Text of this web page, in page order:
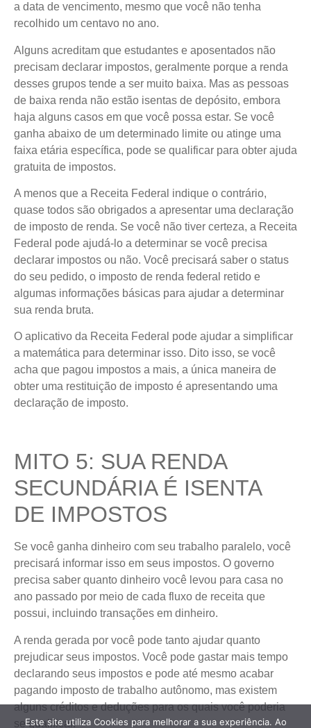
a data de vencimento, mesmo que você não tenha
recolhido um centavo no ano.
Alguns acreditam que estudantes e aposentados não
precisam declarar impostos, geralmente porque a renda
desses grupos tende a ser muito baixa. Mas as pessoas
de baixa renda não estão isentas de depósito, embora
haja alguns casos em que você possa estar. Se você
ganha abaixo de um determinado limite ou atinge uma
faixa etária específica, pode se qualificar para obter ajuda
gratuita de impostos.
A menos que a Receita Federal indique o contrário,
quase todos são obrigados a apresentar uma declaração
de imposto de renda. Se você não tiver certeza, a Receita
Federal pode ajudá-lo a determinar se você precisa
declarar impostos ou não. Você precisará saber o status
do seu pedido, o imposto de renda federal retido e
algumas informações básicas para ajudar a determinar
sua renda bruta.
O aplicativo da Receita Federal pode ajudar a simplificar
a matemática para determinar isso. Dito isso, se você
acha que pagou impostos a mais, a única maneira de
obter uma restituição de imposto é apresentando uma
declaração de imposto.
MITO 5: SUA RENDA
SECUNDÁRIA É ISENTA
DE IMPOSTOS
Se você ganha dinheiro com seu trabalho paralelo, você
precisará informar isso em seus impostos. O governo
precisa saber quanto dinheiro você levou para casa no
ano passado por meio de cada fluxo de receita que
possui, incluindo transações em dinheiro.
A renda gerada por você pode tanto ajudar quanto
prejudicar seus impostos. Você pode gastar mais tempo
declarando seus impostos e pode até mesmo acabar
pagando imposto de trabalho autônomo, mas existem
alguns créditos e deduções para os quais você poderia
se qualificar.
Este site utiliza Cookies para melhorar a sua experiência. Ao